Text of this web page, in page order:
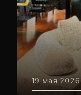
19 мая 2026